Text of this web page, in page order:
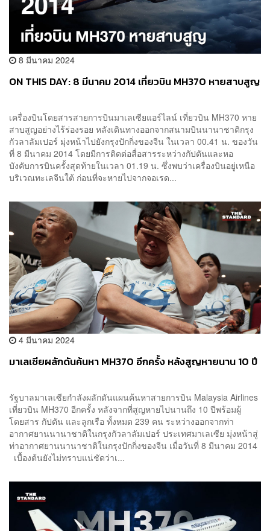
8 มีนาคม 2024
ON THIS DAY: 8 มีนาคม 2014 เที่ยวบิน MH370 หายสาบสูญ
เครื่องบินโดยสารสายการบินมาเลเซียแอร์ไลน์ เที่ยวบิน MH370 หาย
สาบสูญอย่างไร้ร่องรอย หลังเดินทางออกจากสนามบินนานาชาติกรุง
กัวลาลัมเปอร์ มุ่งหน้าไปยังกรุงปักกิ่งของจีน ในเวลา 00.41 น. ของวัน
ที่ 8 มีนาคม 2014 โดยมีการติดต่อสื่อสารระหว่างกัปตันและหอ
บังคับการบินครั้งสุดท้ายในเวลา 01.19 น. ซึ่งพบว่าเครื่องบินอยู่เหนือ
บริเวณทะเลจีนใต้ ก่อนที่จะหายไปจากจอเรด...
4 มีนาคม 2024
มาเลเซียผลักดันค้นหา MH370 อีกครั้ง หลังสูญหายนาน 10 ปี
รัฐบาลมาเลเซียกำลังผลักดันแผนค้นหาสายการบิน Malaysia Airlines
เที่ยวบิน MH370 อีกครั้ง หลังจากที่สูญหายไปนานถึง 10 ปีพร้อมผู้
โดยสาร กัปตัน และลูกเรือ ทั้งหมด 239 คน ระหว่างออกจากท่า
อากาศยานนานาชาติในกรุงกัวลาลัมเปอร์ ประเทศมาเลเซีย มุ่งหน้าสู่
ท่าอากาศยานนานาชาติในกรุงปักกิ่งของจีน เมื่อวันที่ 8 มีนาคม 2014
เบื้องต้นยังไม่ทราบแน่ชัดว่าเ...